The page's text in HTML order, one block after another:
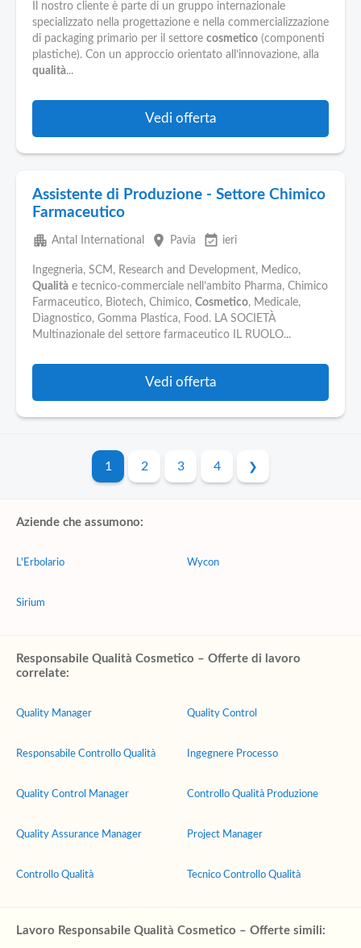
Il nostro cliente è parte di un gruppo internazionale
specializzato nella progettazione e nella commercializzazione
di packaging primario per il settore cosmetico (componenti
plastiche). Con un approccio orientato all’innovazione, alla
qualità...
Vedi offerta
Assistente di Produzione - Settore Chimico
Farmaceutico
apartment Antal International place Pavia event_available ieri
Ingegneria, SCM, Research and Development, Medico,
Qualità e tecnico-commerciale nell’ambito Pharma, Chimico
Farmaceutico, Biotech, Chimico, Cosmetico, Medicale,
Diagnostico, Gomma Plastica, Food. LA SOCIETÀ
Multinazionale del settore farmaceutico IL RUOLO...
Vedi offerta
1 2 3 4
Aziende che assumono:
L'Erbolario
Sirium
Wycon
Responsabile Qualità Cosmetico – Offerte di lavoro
correlate:
Quality Manager
Responsabile Controllo Qualità
Quality Control Manager
Quality Assurance Manager
Controllo Qualità
Quality Control
Ingegnere Processo
Controllo Qualità Produzione
Project Manager
Tecnico Controllo Qualità
Lavoro Responsabile Qualità Cosmetico – Offerte simili: